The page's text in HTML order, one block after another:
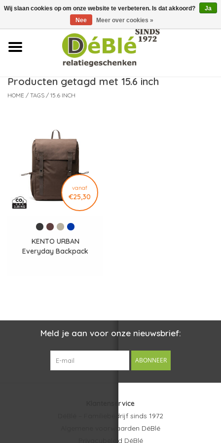
Over ons
Contact
Nieuws
Producten getagd met 15.6 inch
HOME / TAGS / 15.6 INCH
vanaf
€25,30
KENTO URBAN
Everyday Backpack
Meld je aan voor onze nieuwsbrief:
ABONNEER
Klantenservice
DéBlé – Familiebedrijf sinds 1972
Algemene voorwaarden DéBlé
Privacybeleid DéBlé
Wij slaan cookies op om onze website te verbeteren. Is dat akkoord?
Ja
Nee
Meer over cookies »